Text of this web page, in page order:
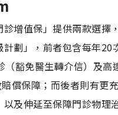
增值保」提供兩款選擇
劃」，前者包含每年20
（豁免醫生轉介信）及高
償保障；而後者則有更
及伸延至保障門診物理